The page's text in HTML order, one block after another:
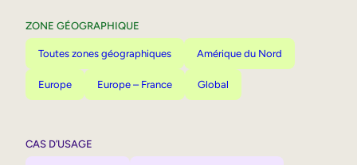
ZONE GÉOGRAPHIQUE
Toutes zones géographiques Amérique du Nord
Europe Europe – France Global
CAS D’USAGE